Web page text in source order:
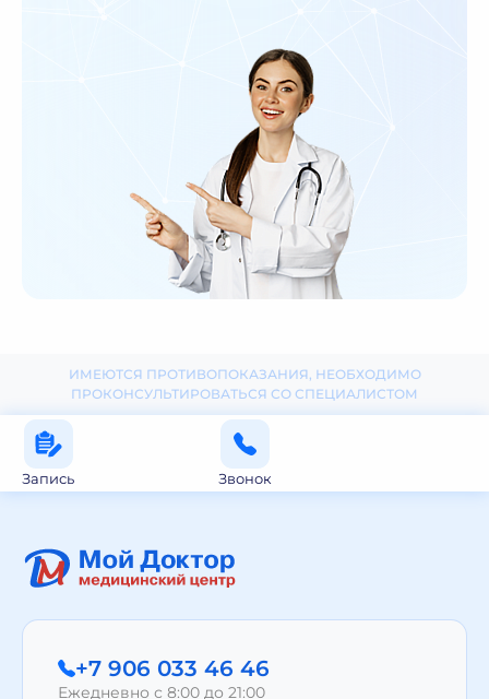
ИМЕЮТСЯ ПРОТИВОПОКАЗАНИЯ, НЕОБХОДИМО
ПРОКОНСУЛЬТИРОВАТЬСЯ СО СПЕЦИАЛИСТОМ
Запись Звонок
+7 906 033 46 46
Ежедневно с 8:00 до 21:00